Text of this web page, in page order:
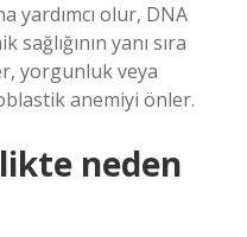
yardımcı olur, DNA
yanı sıra
yorgunluk veya
anemiyi önler.
neden